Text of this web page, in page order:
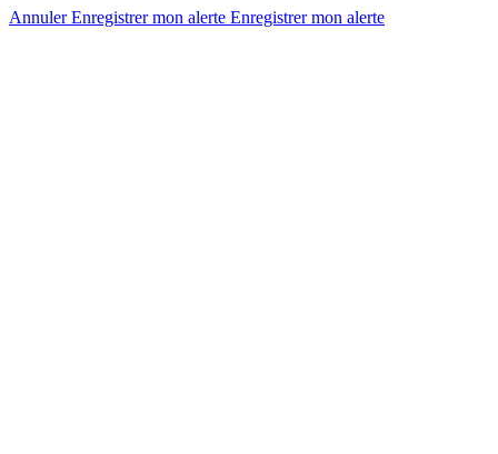
AnnulerEnregistrer mon alerte Enregistrermon alerte